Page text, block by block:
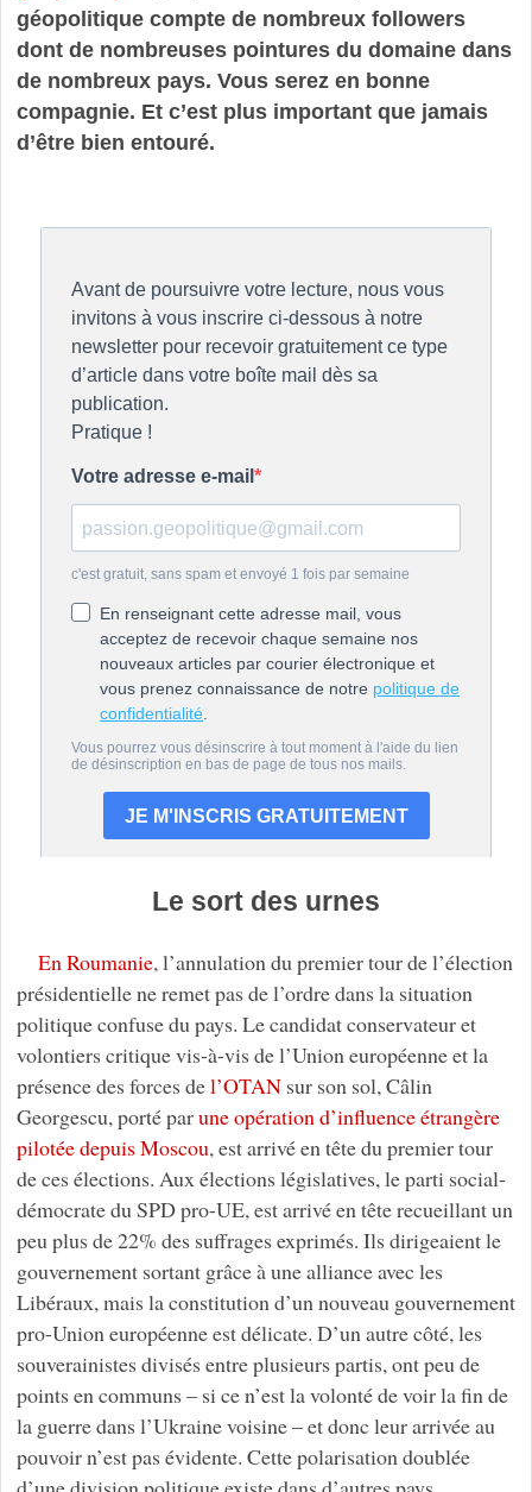
géopolitique compte de nombreux followers
dont de nombreuses pointures du domaine dans
de nombreux pays. Vous serez en bonne
compagnie. Et c’est plus important que jamais
d’être bien entouré.
Le sort des urnes
En Roumanie, l’annulation du premier tour de l’élection
présidentielle ne remet pas de l’ordre dans la situation
politique confuse du pays. Le candidat conservateur et
volontiers critique vis-à-vis de l’Union européenne et la
présence des forces del’OTANsur son sol, Câlin
Georgescu, porté parune opération d’influence étrangère
pilotée depuis Moscou, est arrivé en tête du premier tour
de ces élections. Aux élections législatives, le parti social-
démocrate du SPD pro-UE, est arrivé en tête recueillant un
peu plus de 22% des suffrages exprimés. Ils dirigeaient le
gouvernement sortant grâce à une alliance avec les
Libéraux, mais la constitution d’un nouveau gouvernement
pro-Union européenne est délicate. D’un autre côté, les
souverainistes divisés entre plusieurs partis, ont peu de
points en communs – si ce n’est la volonté de voir la fin de
la guerre dans l’Ukraine voisine – et donc leur arrivée au
pouvoir n’est pas évidente. Cette polarisation doublée